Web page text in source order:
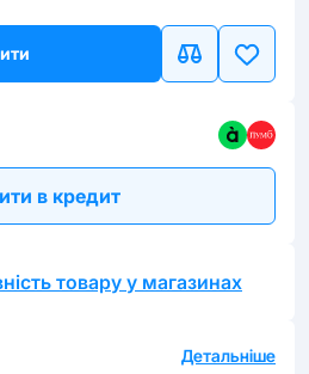
в кредит
товару у магазинах
Детальніше